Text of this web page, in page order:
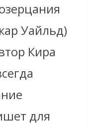
Уайльд)
Кира
для